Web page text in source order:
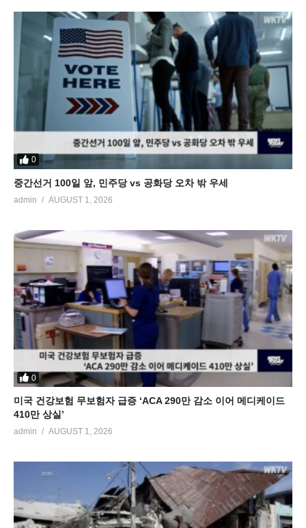
0
중간선거 100일 앞, 민주당 vs 공화당 오차 밖 우세
admin AUGUST 1, 2026
0
미국 건강보험 무보험자 급증 ‘ACA 290만 감소 이어 메디케이드
410만 상실’
admin AUGUST 1, 2026